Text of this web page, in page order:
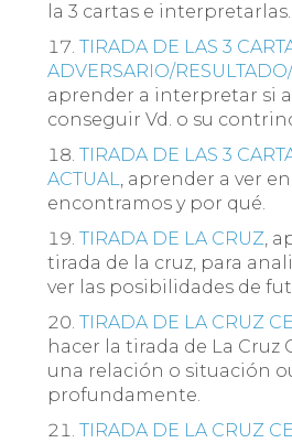
la 3 cartas e interpretarlas.
TIRADA DE LAS 3
ADVERSARIO/
aprender a interpretar si
conseguir Vd. o su
TIRADA DE LAS 3
ACTUAL, aprender a ver
encontramos y por qué.
TIRADA DE LA CRUZ,
tirada de la cruz, para
ver las posibilidades de
TIRADA DE LA CRUZ
hacer la tirada de La Cruz
una relación o situación
profundamente.
TIRADA DE LA CRUZ